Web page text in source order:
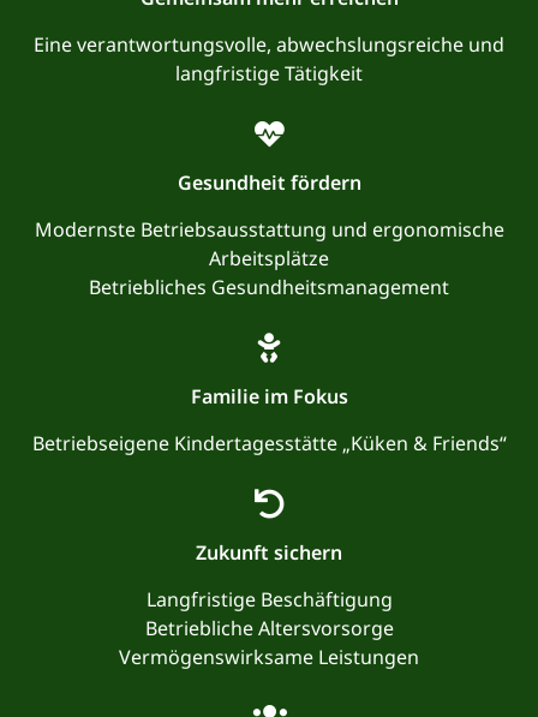
Eine verantwortungsvolle, abwechslungsreiche und
langfristige Tätigkeit
Gesundheit fördern
Modernste Betriebsausstattung und ergonomische
Arbeitsplätze
Betriebliches Gesundheitsmanagement
Familie im Fokus
Betriebseigene Kindertagesstätte „Küken & Friends“
Zukunft sichern
Langfristige Beschäftigung
Betriebliche Altersvorsorge
Vermögenswirksame Leistungen